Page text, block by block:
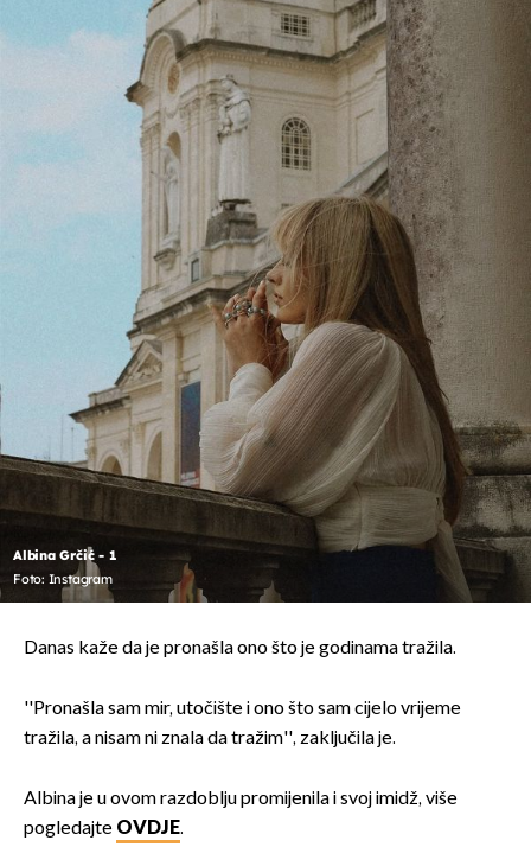
Albina Grčić - 1
Foto: Instagram
Danas kaže da je pronašla ono što je godinama tražila.
''Pronašla sam mir, utočište i ono što sam cijelo vrijeme
tražila, a nisam ni znala da tražim'', zaključila je.
Albina je u ovom razdoblju promijenila i svoj imidž, više
pogledajte OVDJE.